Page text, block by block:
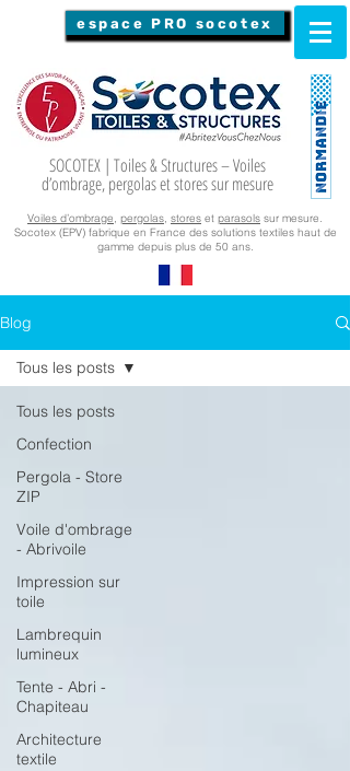
espace PRO socotex
SOCOTEX | Toiles & Structures – Voiles
d’ombrage, pergolas et stores sur mesure
Voiles d’ombrage, pergolas, stores et parasols sur mesure.
Socotex (EPV) fabrique en France des solutions textiles haut de
gamme depuis plus de 50 ans.
Blog
Tous les posts
Confection
Pergola - Store
ZIP
Voile d'ombrage
- Abrivoile
Impression sur
toile
Lambrequin
lumineux
Tente - Abri -
Chapiteau
Architecture
textile
Tous les posts